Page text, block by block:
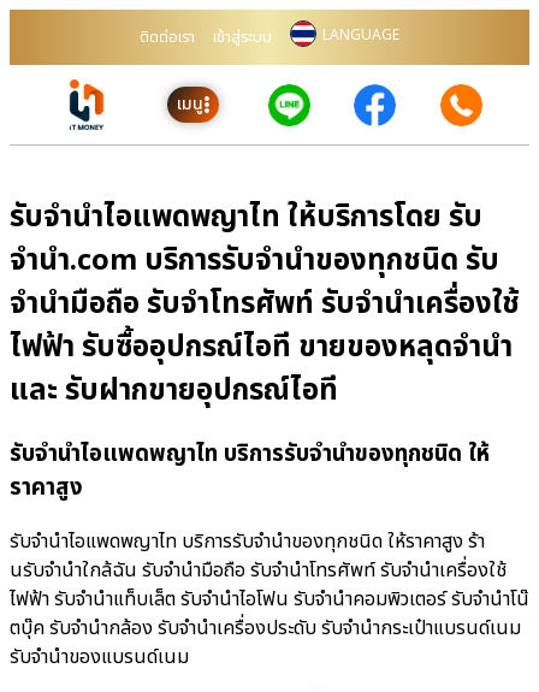
ติดต่อเรา เข้าสู่ระบบ LANGUAGE
เมนู
รับจำนำไอแพดพญาไท ให้บริการโดย รับ
จํานํา.com บริการรับจำนำของทุกชนิด รับ
จำนำมือถือ รับจำโทรศัพท์ รับจำนำเครื่องใช้
ไฟฟ้า รับซื้ออุปกรณ์ไอที ขายของหลุดจำนำ
และ รับฝากขายอุปกรณ์ไอที
รับจำนำไอแพดพญาไท บริการรับจำนำของทุกชนิด ให้
ราคาสูง
รับจำนำไอแพดพญาไท บริการรับจำนำของทุกชนิด ให้ราคาสูง ร้า
นรับจํานําใกล้ฉัน รับจำนำมือถือ รับจำนำโทรศัพท์ รับจำนำเครื่องใช้
ไฟฟ้า รับจำนำแท็บเล็ต รับจำนำไอโฟน รับจำนำคอมพิวเตอร์ รับจำนำโน๊
ตบุ๊ค รับจำนำกล้อง รับจำนำเครื่องประดับ รับจำนำกระเป๋าแบรนด์เนม
รับจำนำของแบรนด์เนม